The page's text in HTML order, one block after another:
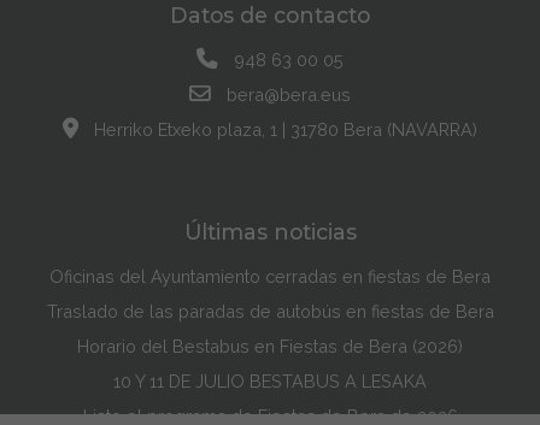
Datos de contacto
948 63 00 05
bera@bera.eus
Herriko Etxeko plaza, 1 | 31780 Bera (NAVARRA)
Últimas noticias
Oficinas del Ayuntamiento cerradas en fiestas de Bera
Traslado de las paradas de autobús en fiestas de Bera
Horario del Bestabus en Fiestas de Bera (2026)
10 Y 11 DE JULIO BESTABUS A LESAKA
Listo el programa de Fiestas de Bera de 2026